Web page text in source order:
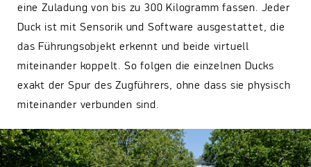
eine Zuladung von bis zu 300 Kilogramm fassen. Jeder
Duck ist mit Sensorik und Software ausgestattet, die
das Führungsobjekt erkennt und beide virtuell
miteinander koppelt. So folgen die einzelnen Ducks
exakt der Spur des Zugführers, ohne dass sie physisch
miteinander verbunden sind.